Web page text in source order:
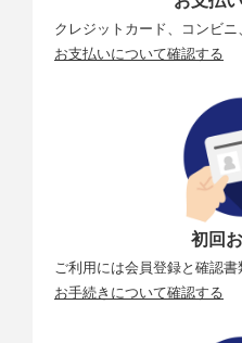
クレジットカード、コンビ
お支払いについて確認する
初回
ご利用には会員登録と確認書
お手続きについて確認する